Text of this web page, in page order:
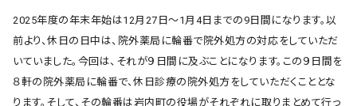
2025年度の年末年始は12月27日～1月4日までの9日間になります。以
前より、休日の日中は、院外薬局に輪番で院外処方の対応をしていただ
いていました。今回は、それが９日間に及ぶことになります。この９日間を
８軒の院外薬局に輪番で、休日診療の院外処方をしていただくこととな
ります。そして、その輪番は岩内町の役場がそれぞれに取りまとめて行っ